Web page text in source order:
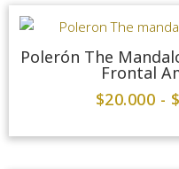
Polerón The
Frontal
$20.000 - $